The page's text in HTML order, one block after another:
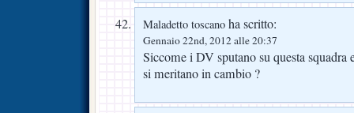
Maladetto toscano ha scritto:
Gennaio 22nd, 2012 alle 20:37
Siccome i DV sputano su questa squadra
si meritano in cambio ?